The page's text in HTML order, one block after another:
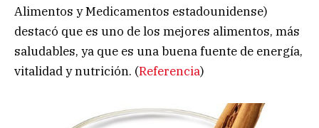
Alimentos y Medicamentos estadounidense)
destacó que es uno de los mejores alimentos, más
saludables, ya que es una buena fuente de energía,
vitalidad y nutrición. (Referencia)